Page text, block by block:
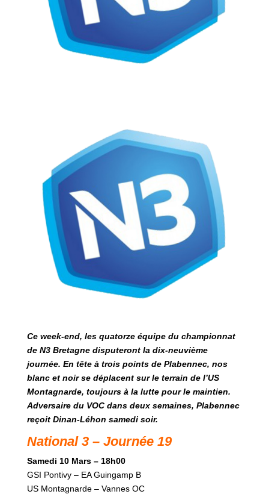
Ce week-end, les quatorze équipe du championnat
de N3 Bretagne disputeront la dix-neuvième
journée. En tête à trois points de Plabennec, nos
blanc et noir se déplacent sur le terrain de l’US
Montagnarde, toujours à la lutte pour le maintien.
Adversaire du VOC dans deux semaines, Plabennec
reçoit Dinan-Léhon samedi soir.
National 3 – Journée 19
Samedi 10 Mars – 18h00
GSI Pontivy – EA Guingamp B
US Montagnarde – Vannes OC